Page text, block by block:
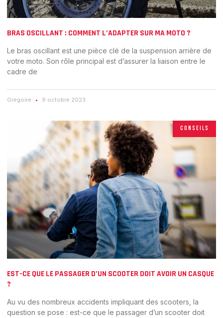
BRAS OSCILLANT : COMMENT L’ADAPTER SUR MA MOTO ?
Le bras oscillant est une pièce clé de la suspension arrière de
votre moto. Son rôle principal est d’assurer la liaison entre le
cadre de
Gregoire 9 octobre 2023
CONSEILS
EST-CE QUE LE PASSAGER D’UN SCOOTER DOIT AVOIR UN CASQUE
?
Au vu des nombreux accidents impliquant des scooters, la
question se pose : est-ce que le passager d’un scooter doit